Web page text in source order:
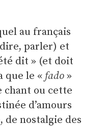
au français
parler) et
dit » (et doit
que le « fado»
chant ou cette
d’amours
de nostalgie des